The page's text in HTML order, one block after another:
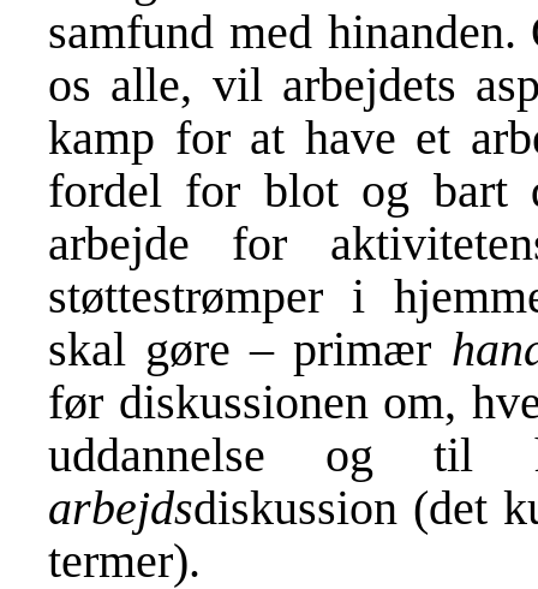
samfund med
os alle, vil arbejdets
kamp for at have et
fordel for blot og bart
arbejde for
støttestrømper i
skal gøre – primær
før diskussionen om,
uddannelse og til
arbejdsdiskussion (det
termer).